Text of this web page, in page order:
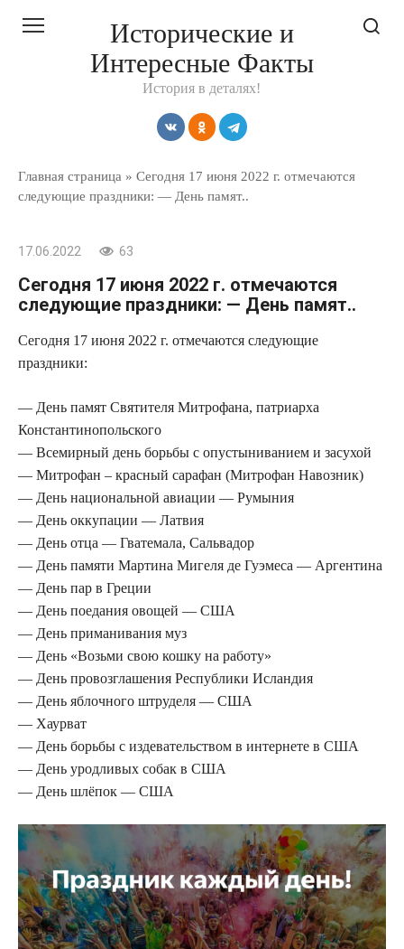
Исторические и
Интересные Факты
История в деталях!
Главная страница » Сегодня 17 июня 2022 г. отмечаются
следующие праздники: — День памят..
17.06.2022 63
Сегодня 17 июня 2022 г. отмечаются
следующие праздники: — День памят..
Сегодня 17 июня 2022 г. отмечаются следующие
праздники:
— День памят Святителя Митрофана, патриарха
Константинопольского
— Всемирный день борьбы с опустыниванием и засухой
— Митрофан – красный сарафан (Митрофан Навозник)
— День национальной авиации — Румыния
— День оккупации — Латвия
— День отца — Гватемала, Сальвадор
— День памяти Мартина Мигеля де Гуэмеса — Аргентина
— День пар в Греции
— День поедания овощей — США
— День приманивания муз
— День «Возьми свою кошку на работу»
— День провозглашения Республики Исландия
— День яблочного штруделя — США
— Хаурват
— День борьбы с издевательством в интернете в США
— День уродливых собак в США
— День шлёпок — США